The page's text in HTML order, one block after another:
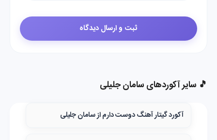
🎵 سایر آکوردهای سامان جلیلی
آکورد گیتار آهنگ دوست دارم از سامان جلیلی